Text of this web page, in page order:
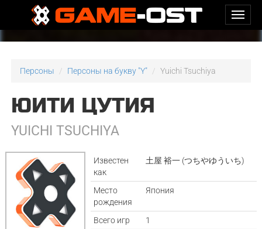
Персоны Персоны на букву "Y" Yuichi Tsuchiya
ЮИТИ ЦУТИЯ
YUICHI TSUCHIYA
Известен
как
土屋 裕一 (つちやゆういち)
Место
рождения
Япония
Всего игр
1